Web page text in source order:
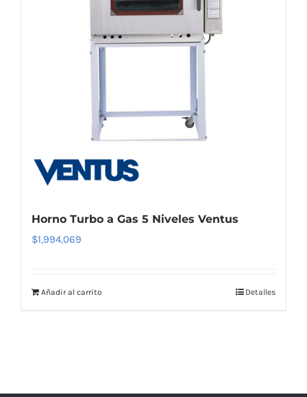
Horno Turbo a Gas 5 Niveles Ventus
$1,994,069
Añadir al carrito Detalles